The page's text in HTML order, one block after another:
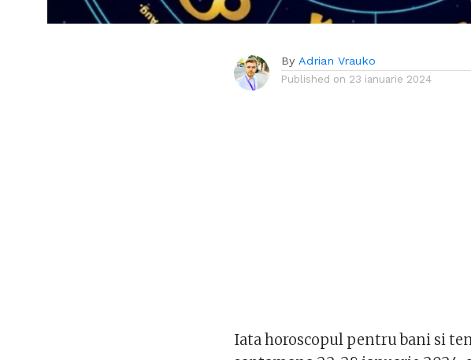
By Adrian Vrauko
Published on 23 ianuarie 2024
Iata horoscopul pentru bani si